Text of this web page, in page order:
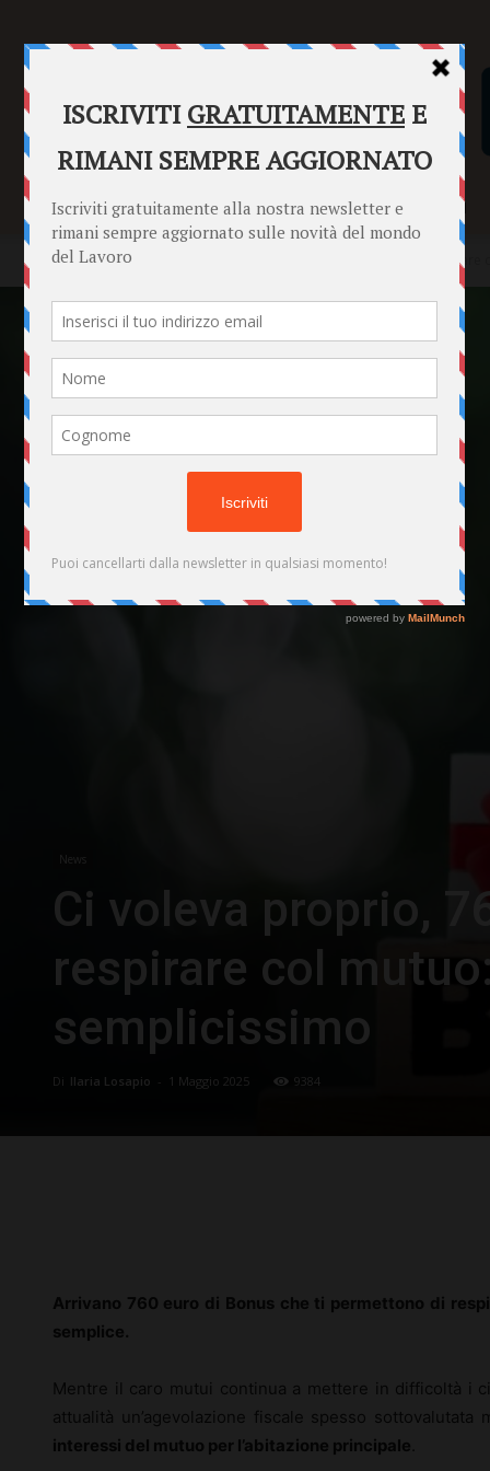
SENTENZE FORMULARI PUNTO INFORMAZIONI
Home News Ci voleva proprio, 760 euro di Bonus per respirare
News
Ci voleva proprio,
respirare col
semplicissimo
Di Ilaria Losapio 1 Maggio 2025 9384
Arrivano 760 euro di Bonus che ti permettono di
semplice.
Mentre il caro mutui continua a mettere in difficoltà i
attualità un’agevolazione fiscale spesso
interessi del mutuo per l’abitazione principale